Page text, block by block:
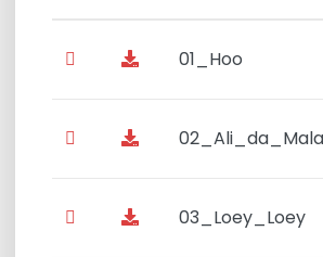
01_Hoo
03_Loey_Loey